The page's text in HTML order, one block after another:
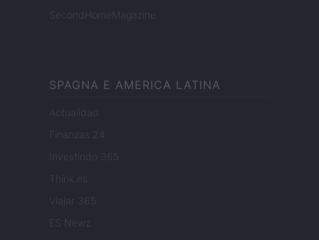
SecondHomeMagazine
SPAGNA E AMERICA LATINA
Actualidad
Finanzas 24
Investindo 365
Think.es
Viajar 365
ES Newz